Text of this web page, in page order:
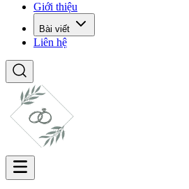
Giới thiệu
Bài viết
Liên hệ